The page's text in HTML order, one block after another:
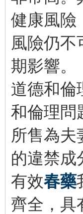
健康風險
風險仍不
期影響。
道德和倫
和倫理問
所售為夫
的違禁成
有效春藥
齊全，具